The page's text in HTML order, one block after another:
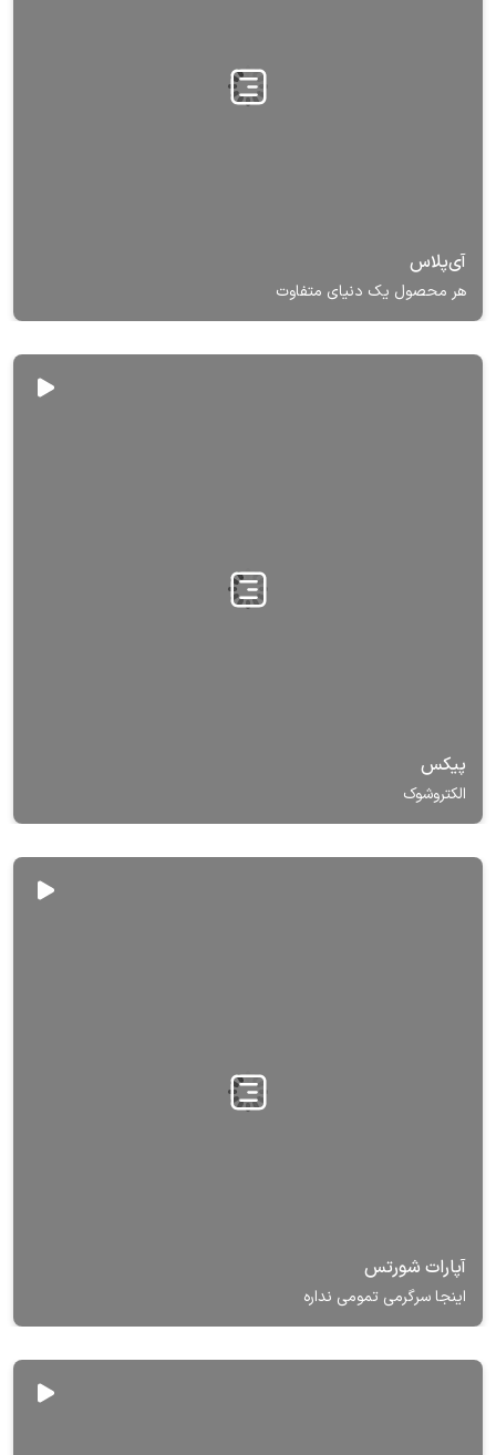
آی‌پلاس
هر محصول یک دنیای متفاوت
پیکس
الکتروشوک
آپارات شورتس
اینجا سرگرمی تمومی نداره